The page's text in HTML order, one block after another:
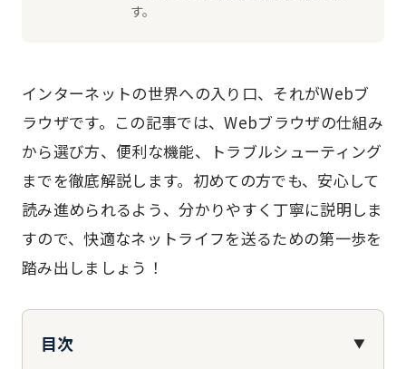
す。
インターネットの世界への入り口、それがWebブ
ラウザです。この記事では、Webブラウザの仕組み
から選び方、便利な機能、トラブルシューティング
までを徹底解説します。初めての方でも、安心して
読み進められるよう、分かりやすく丁寧に説明しま
すので、快適なネットライフを送るための第一歩を
踏み出しましょう！
目次 ▼